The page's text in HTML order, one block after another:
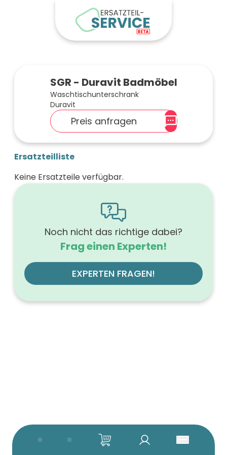
SGR - Duravit Badmöbel
Waschtischunterschrank
Duravit
Preis anfragen
Ersatzteilliste
Keine Ersatzteile verfügbar.
Noch nicht das richtige dabei?
Frag einen Experten!
EXPERTEN FRAGEN!